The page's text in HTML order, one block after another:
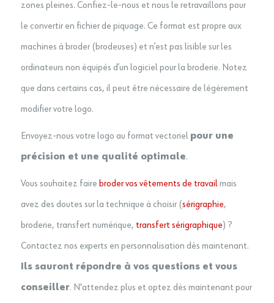
zones pleines. Confiez-le-nous et nous le retravaillons pour
le convertir en fichier de piquage. Ce format est propre aux
machines à broder (brodeuses) et n’est pas lisible sur les
ordinateurs non équipés d’un logiciel pour la broderie. Notez
que dans certains cas, il peut être nécessaire de légèrement
modifier votre logo.
Envoyez-nous votre logo au format vectoriel pour une
précision et une qualité optimale.
Vous souhaitez faire broder vos vêtements de travailmais
avez des doutes sur la technique à choisir (sérigraphie,
broderie, transfert numérique, transfert sérigraphique) ?
Contactez nos experts en personnalisation dès maintenant.
Ils sauront répondre à vos questions et vous
conseiller. N'attendez plus et optez dès maintenant pour